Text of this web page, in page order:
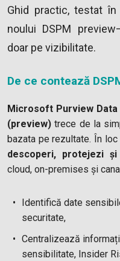
Ghid practic, testat în
noului DSPM
doar pe vizibilitate.
De ce contează
Microsoft Purview
(preview) trece de la
bazata pe rezultate. În
descoperi, protejezi
cloud, on-premises și
Identifică date
securitate,
Centralizează
sensibilitate, Insider